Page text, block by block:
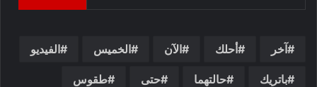
آخر أحلك الآن الخميس الفيديو
باتريك حالتهما حتى طقوس